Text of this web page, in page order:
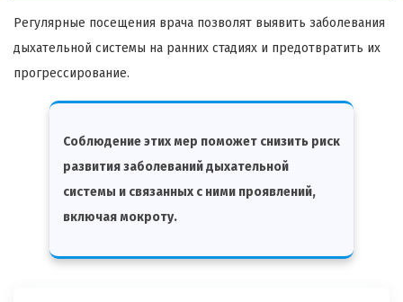
Регулярные посещения врача позволят выявить заболевания
дыхательной системы на ранних стадиях и предотвратить их
прогрессирование.
Соблюдение этих мер поможет снизить риск
развития заболеваний дыхательной
системы и связанных с ними проявлений,
включая мокроту.